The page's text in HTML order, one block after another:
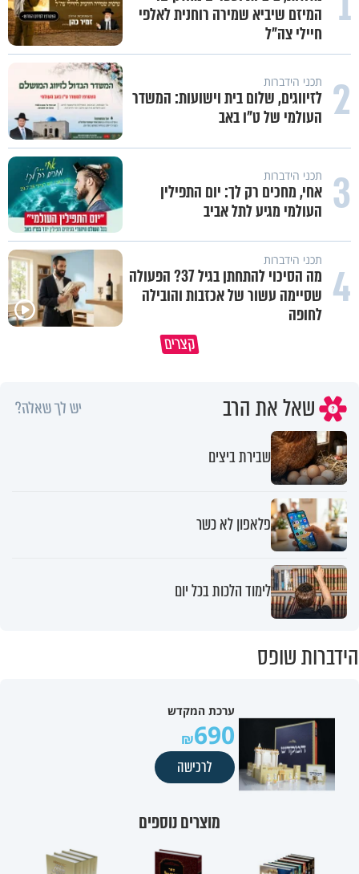
המיזם שיביא שמירה רוחנית לאלפי
חיילי צה"ל
2 תכני הידברות
לזיווגים, שלום בית וישועות: המשדר
העולמי של ט"ו באב
3 תכני הידברות
אחי, מחכים רק לך: יום התפילין
העולמי מגיע לתל אביב
4 תכני הידברות
מה הסיכוי להתחתן בגיל 37? הפעולה
שסיימה עשור של אכזבות והובילה
לחופה
קצריםתשתמש באהבה של השם לטובתך
פותחים פתח קטן - ומקבלים
שאל את הרב יש לך שאלה?
שבירת ביצים
פלאפון לא כשר
לימוד הלכות בכל יום
הידברות שופס
ערכת המקדש
690
לרכישה
מוצרים נוספים